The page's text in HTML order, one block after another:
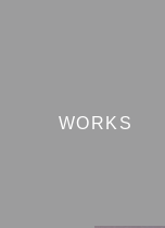
WORKS